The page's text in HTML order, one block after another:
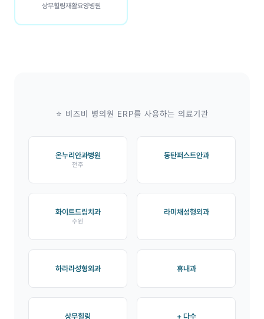
상무힐링재활요양병원
⭐ 비즈비 병의원 ERP를 사용하는 의료기관
온누리안과병원
전주
동탄퍼스트안과
화이트드림치과
수원
라미채성형외과
하라라성형외과 휴내과
상무힐링 + 다수